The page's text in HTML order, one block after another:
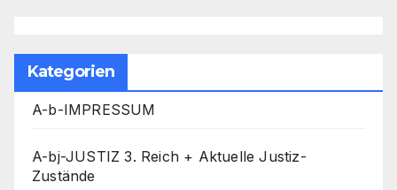
Kategorien
A-b-IMPRESSUM
A-bj-JUSTIZ 3. Reich + Aktuelle Justiz-
Zustände